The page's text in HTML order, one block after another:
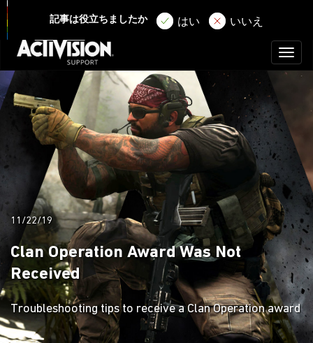
ログイン
サインアップ
記事は役立ちましたか はい いいえ
11/22/19
Clan Operation Award Was Not
Received
Troubleshooting tips to receive a Clan Operation award